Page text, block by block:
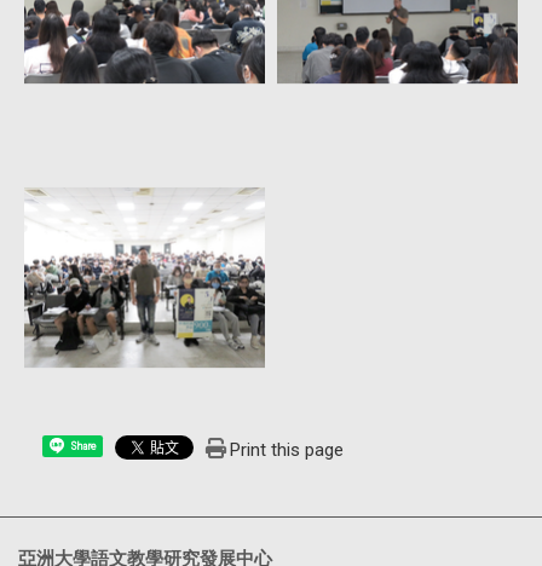
Share Print this page
亞洲大學語文教學研究發展中心